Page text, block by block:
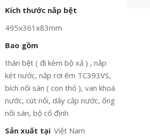
Kích thước nắp bệt
495x361x83mm
Bao gồm
thân bệt ( đi kèm bộ xả ) , nắp
két nước, nắp rơi êm TC393VS,
bích nối sàn ( con thỏ ), van khoá
nước, cút nối, dây cấp nước, ống
nối sàn, bộ cố định
Sản xuất tại Việt Nam